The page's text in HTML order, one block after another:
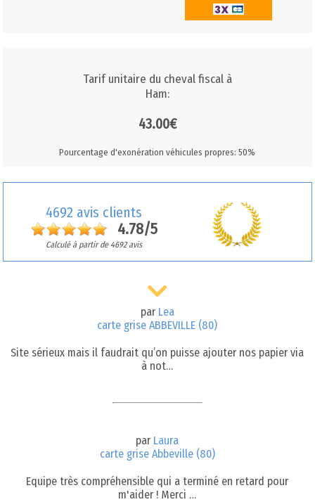
Tarif unitaire du cheval fiscal à
Ham:
43.00€
Pourcentage d'exonération véhicules propres: 50%
4692 avis clients
4.78/5
Calculé à partir de 4692 avis
par Lea
carte grise ABBEVILLE (80)
Site sérieux mais il faudrait qu’on puisse ajouter nos papier via
à not…
par Laura
carte grise Abbeville (80)
Equipe très compréhensible qui a terminé en retard pour
m'aider ! Merci …